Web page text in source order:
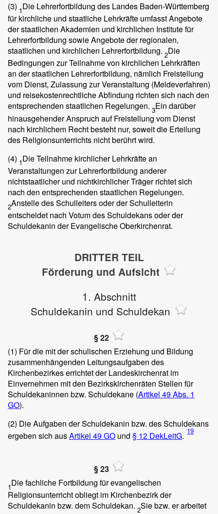
(3) 1Die Lehrerfortbildung des Landes Baden-Württemberg
für kirchliche und staatliche Lehrkräfte umfasst Angebote
der staatlichen Akademien und kirchlichen Institute für
Lehrerfortbildung sowie Angebote der regionalen,
staatlichen und kirchlichen Lehrerfortbildung. 2Die
Bedingungen zur Teilnahme von kirchlichen Lehrkräften
an der staatlichen Lehrerfortbildung, nämlich Freistellung
vom Dienst, Zulassung zur Veranstaltung (Meldeverfahren)
und reisekostenrechtliche Abfindung richten sich nach den
entsprechenden staatlichen Regelungen. 3Ein darüber
hinausgehender Anspruch auf Freistellung vom Dienst
nach kirchlichem Recht besteht nur, soweit die Erteilung
des Religionsunterrichts nicht berührt wird.
(4) 1Die Teilnahme kirchlicher Lehrkräfte an
Veranstaltungen zur Lehrerfortbildung anderer
nichtstaatlicher und nichtkirchlicher Träger richtet sich
nach den entsprechenden staatlichen Regelungen.
2Anstelle des Schulleiters oder der Schulleiterin
entscheidet nach Votum des Schuldekans oder der
Schuldekanin der Evangelische Oberkirchenrat.
DRITTER TEIL
Förderung und Aufsicht
1. Abschnitt
Schuldekanin und Schuldekan
§ 22
(1) Für die mit der schulischen Erziehung und Bildung
zusammenhängenden Leitungsaufgaben des
Kirchenbezirkes errichtet der Landeskirchenrat im
Einvernehmen mit den Bezirkskirchenräten Stellen für
Schuldekaninnen bzw. Schuldekane (Artikel 49 Abs. 1
GO).
(2) Die Aufgaben der Schuldekanin bzw. des Schuldekans
ergeben sich ausArtikel 49 GO und § 12 DekLeitG. 19
§ 23
1Die fachliche Fortbildung für evangelischen
Religionsunterricht obliegt im Kirchenbezirk der
Schuldekanin bzw. dem Schuldekan. 2Sie bzw. er arbeitet